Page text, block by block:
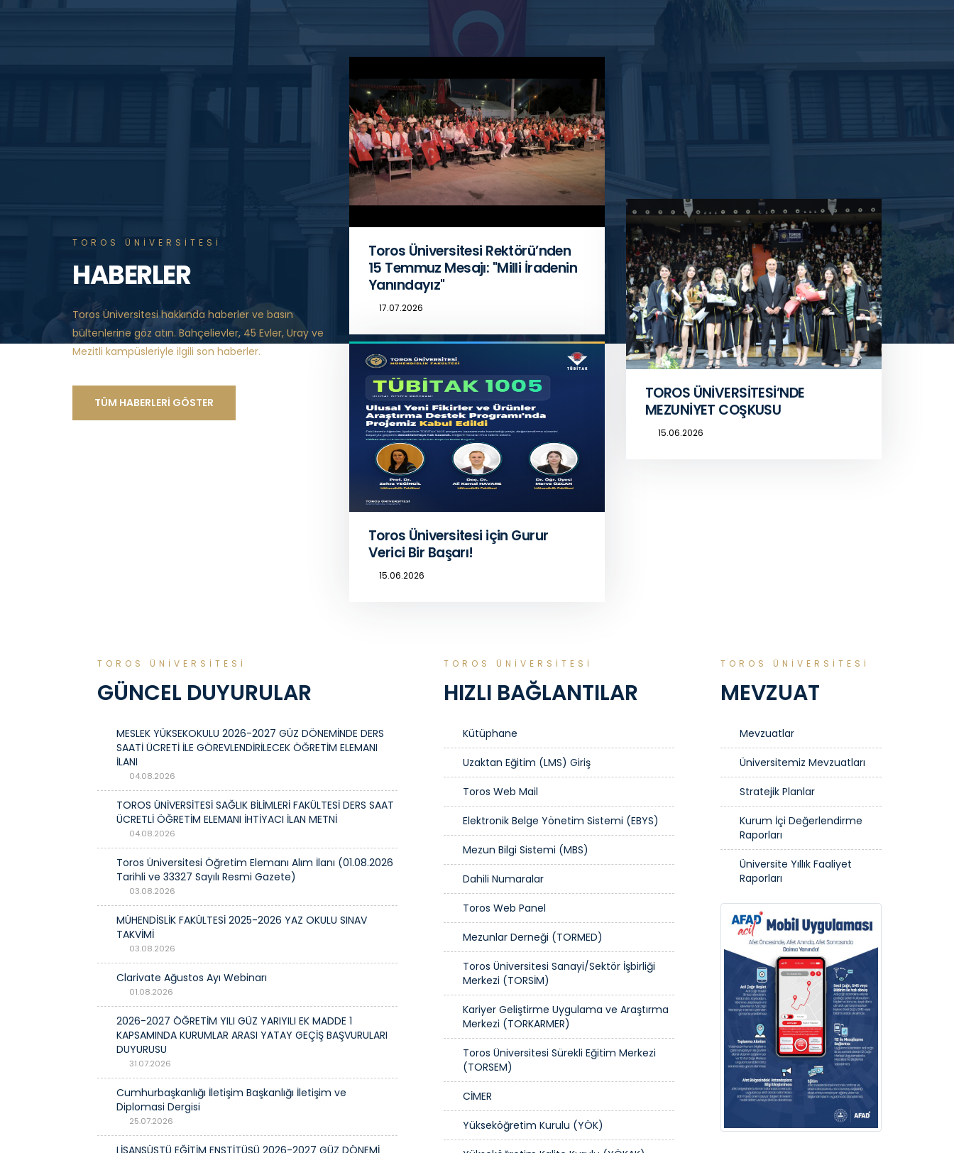
TOROS ÜNİVERSİTESİ
HABERLER
Toros Üniversitesi hakkında haberler ve basın
bültenlerine göz atın. Bahçelievler, 45 Evler, Uray ve
Mezitli kampüsleriyle ilgili son haberler.
TÜM HABERLERİ GÖSTER
Toros Üniversitesi Rektörü’nden
15 Temmuz Mesajı: "Milli İradenin
Yanındayız"
17.07.2026
Toros Üniversitesi için Gurur
Verici Bir Başarı!
15.06.2026
TOROS ÜNİVERSİTESİ’NDE
MEZUNİYET COŞKUSU
15.06.2026
TOROS ÜNİVERSİTESİ
GÜNCEL DUYURULAR
MESLEK YÜKSEKOKULU 2026-2027 GÜZ DÖNEMİNDE DERS
SAATİ ÜCRETİ İLE GÖREVLENDİRİLECEK ÖĞRETİM ELEMANI
İLANI
04.08.2026
TOROS ÜNİVERSİTESİ SAĞLIK BİLİMLERİ FAKÜLTESİ DERS SAAT
ÜCRETLİ ÖĞRETİM ELEMANI İHTİYACI İLAN METNİ
04.08.2026
Toros Üniversitesi Öğretim Elemanı Alım İlanı (01.08.2026
Tarihli ve 33327 Sayılı Resmi Gazete)
03.08.2026
MÜHENDİSLİK FAKÜLTESİ 2025-2026 YAZ OKULU SINAV
TAKVİMİ
03.08.2026
Clarivate Ağustos Ayı Webinarı
01.08.2026
2026-2027 ÖĞRETİM YILI GÜZ YARIYILI EK MADDE 1
KAPSAMINDA KURUMLAR ARASI YATAY GEÇİŞ BAŞVURULARI
DUYURUSU
31.07.2026
Cumhurbaşkanlığı İletişim Başkanlığı İletişim ve
Diplomasi Dergisi
25.07.2026
LİSANSÜSTÜ EĞİTİM ENSTİTÜSÜ 2026-2027 GÜZ DÖNEMİ
TOROS ÜNİVERSİTESİ
HIZLI BAĞLANTILAR
Kütüphane
Uzaktan Eğitim (LMS) Giriş
Toros Web Mail
Elektronik Belge Yönetim Sistemi (EBYS)
Mezun Bilgi Sistemi (MBS)
Dahili Numaralar
Toros Web Panel
Mezunlar Derneği (TORMED)
Toros Üniversitesi Sanayi/Sektör İşbirliği
Merkezi (TORSİM)
Kariyer Geliştirme Uygulama ve Araştırma
Merkezi (TORKARMER)
Toros Üniversitesi Sürekli Eğitim Merkezi
(TORSEM)
CİMER
Yükseköğretim Kurulu (YÖK)
TOROS ÜNİVERSİTESİ
MEVZUAT
Mevzuatlar
Üniversitemiz Mevzuatları
Stratejik Planlar
Kurum İçi Değerlendirme
Raporları
Üniversite Yıllık Faaliyet
Raporları